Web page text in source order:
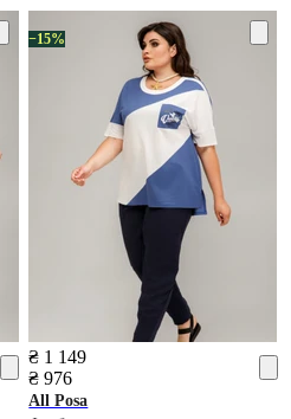
−15%
₴ 1 149
₴ 976
All Posa